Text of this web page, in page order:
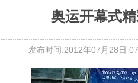
奥运开幕式
发布时间:2012年07月28日